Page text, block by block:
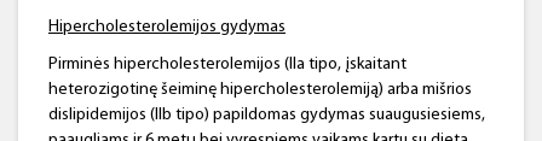
Hipercholesterolemijos gydymas
Pirminės hipercholesterolemijos (IIa tipo, įskaitant
heterozigotinę šeiminę hipercholesterolemiją) arba mišrios
dislipidemijos (IIb tipo) papildomas gydymas suaugusiesiems,